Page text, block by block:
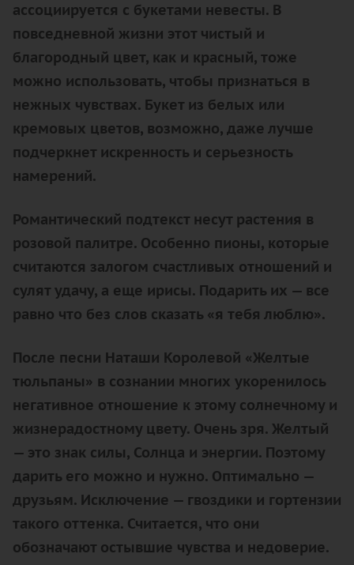
ассоциируется с букетами невесты. В
повседневной жизни этот чистый и
благородный цвет, как и красный, тоже
можно использовать, чтобы признаться в
нежных чувствах. Букет из белых или
кремовых цветов, возможно, даже лучше
подчеркнет искренность и серьезность
намерений.
Романтический подтекст несут растения в
розовой палитре. Особенно пионы, которые
считаются залогом счастливых отношений и
сулят удачу, а еще ирисы. Подарить их — все
равно что без слов сказать «я тебя люблю».
После песни Наташи Королевой «Желтые
тюльпаны» в сознании многих укоренилось
негативное отношение к этому солнечному и
жизнерадостному цвету. Очень зря. Желтый
— это знак силы, Солнца и энергии. Поэтому
дарить его можно и нужно. Оптимально —
друзьям. Исключение — гвоздики и гортензии
такого оттенка. Считается, что они
обозначают остывшие чувства и недоверие.